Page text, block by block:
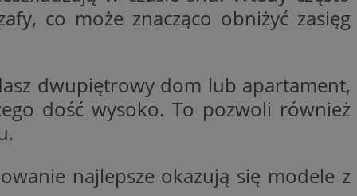
co może znacząco obniżyć zasięg
dwupiętrowy dom lub apartament,
dość wysoko. To pozwoli również
najlepsze okazują się modele z
zostaną
to konieczne,
poprawnie.
ludzi i botów. Jest
na temat